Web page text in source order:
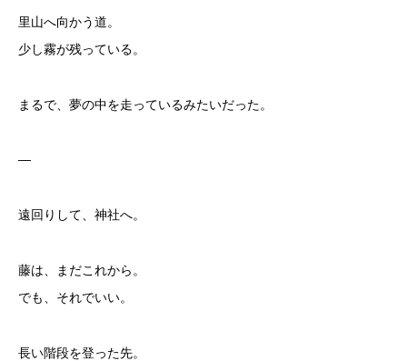
里山へ向かう道。
少し霧が残っている。
まるで、夢の中を走っているみたいだった。
—
遠回りして、神社へ。
藤は、まだこれから。
でも、それでいい。
長い階段を登った先。